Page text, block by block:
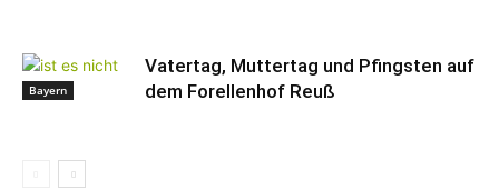
Bayern
Vatertag, Muttertag und Pfingsten auf
dem Forellenhof Reuß